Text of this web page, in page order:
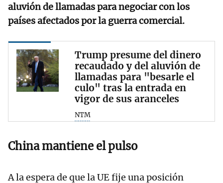
aluvión de llamadas para negociar con los
países afectados por la guerra comercial.
Trump presume del dinero
recaudado y del aluvión de
llamadas para "besarle el
culo" tras la entrada en
vigor de sus aranceles
NTM
China mantiene el pulso
A la espera de que la UE fije una posición